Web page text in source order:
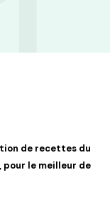
de recettes du
pour le meilleur de